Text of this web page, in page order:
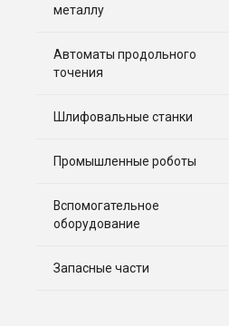
металлу
Автоматы продольного
точения
Шлифовальные станки
Промышленные роботы
Вспомогательное
оборудование
Запасные части